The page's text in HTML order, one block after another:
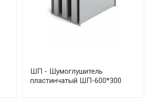
ШП - Шумоглушитель
пластинчатый ШП-600*300